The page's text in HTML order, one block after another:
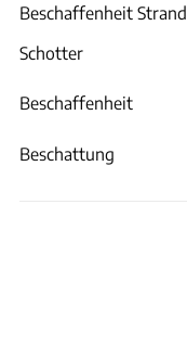
Beschaffenheit Strand
Schotter
Beschaffenheit
Beschattung